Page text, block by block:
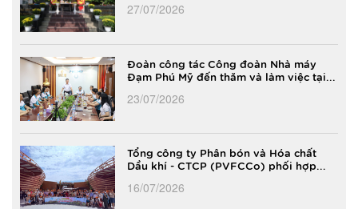
27/07/2026
Đoàn công tác Công đoàn Nhà máy
Đạm Phú Mỹ đến thăm và làm việc tại...
23/07/2026
Tổng công ty Phân bón và Hóa chất
Dầu khí - CTCP (PVFCCo) phối hợp...
16/07/2026